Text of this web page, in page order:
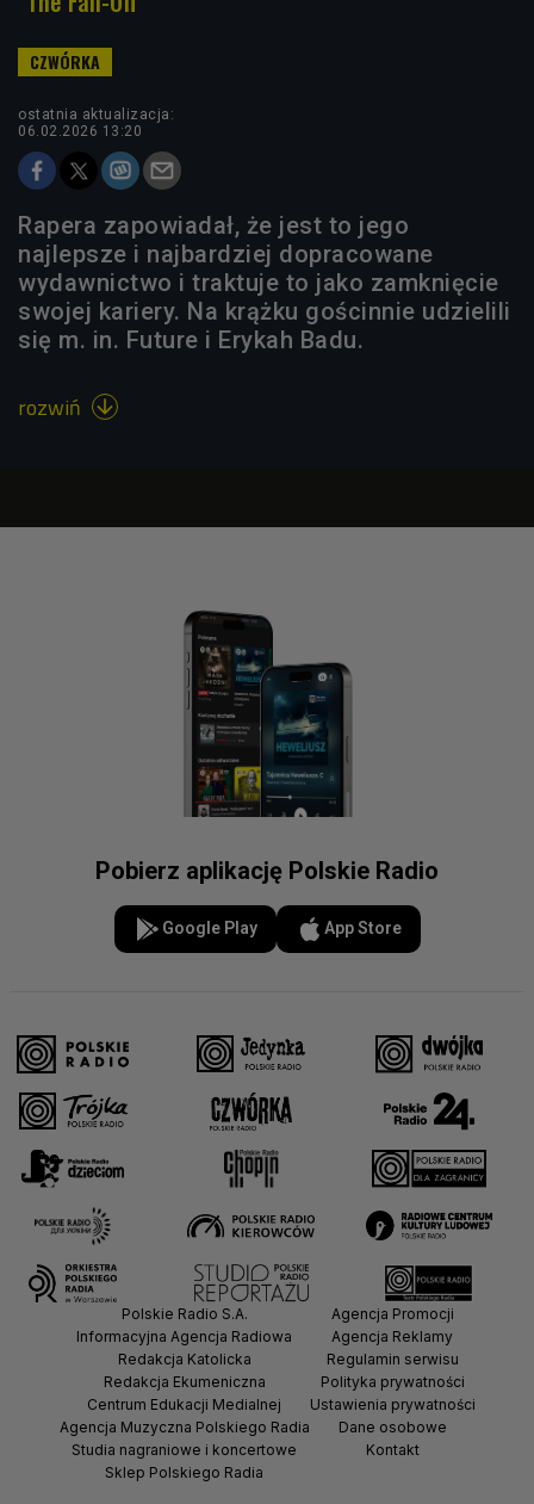
ostatnia aktualizacja:
06.02.2026 13:20
Rapera zapowiadał, że jest to jego
najlepsze i najbardziej dopracowane
wydawnictwo i traktuje to jako zamknięcie
swojej kariery. Na krążku gościnnie udzielili
się m. in. Future i Erykah Badu.
rozwiń 
Pobierz aplikację Polskie Radio
Google Play App Store
Polskie Radio S.A.
Informacyjna Agencja Radiowa
Redakcja Katolicka
Redakcja Ekumeniczna
Centrum Edukacji Medialnej
Agencja Muzyczna Polskiego Radia
Studia nagraniowe i koncertowe
Sklep Polskiego Radia
Agencja Promocji
Agencja Reklamy
Regulamin serwisu
Polityka prywatności
Ustawienia prywatności
Dane osobowe
Kontakt